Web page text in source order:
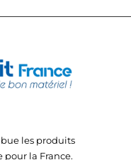
les produits
pour la France.